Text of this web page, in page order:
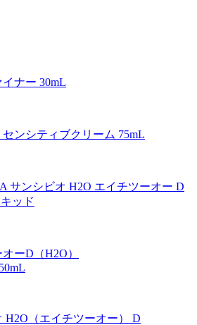
ナー 30mL
ンシティブクリーム 75mL
サンシビオ H2O エイチツーオー D
ッド
ーD（H2O）
H2O（エイチツーオー） D